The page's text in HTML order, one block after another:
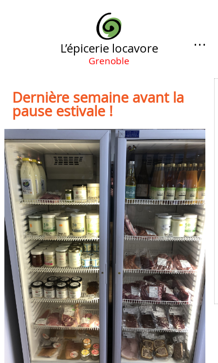
…
L’épicerie locavore
Grenoble
Dernière semaine avant la
pause estivale !